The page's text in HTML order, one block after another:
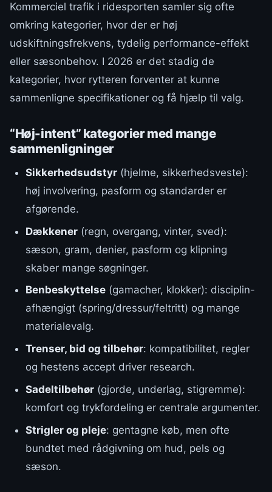
Kommerciel trafik i ridesporten samler sig ofte
omkring kategorier, hvor der er høj
udskiftningsfrekvens, tydelig performance-effekt
eller sæsonbehov. I 2026 er det stadig de
kategorier, hvor rytteren forventer at kunne
sammenligne specifikationer og få hjælp til valg.
“Høj-intent” kategorier med mange
sammenligninger
Sikkerhedsudstyr(hjelme, sikkerhedsveste):
høj involvering, pasform og standarder er
afgørende.
Dækkener(regn, overgang, vinter, sved):
sæson, gram, denier, pasform og klipning
skaber mange søgninger.
Benbeskyttelse(gamacher, klokker): disciplin-
afhængigt (spring/dressur/feltritt) og mange
materialevalg.
Trenser, bid og tilbehør: kompatibilitet, regler
og hestens accept driver research.
Sadeltilbehør(gjorde, underlag, stigremme):
komfort og trykfordeling er centrale argumenter.
Strigler og pleje: gentagne køb, men ofte
bundtet med rådgivning om hud, pels og
sæson.